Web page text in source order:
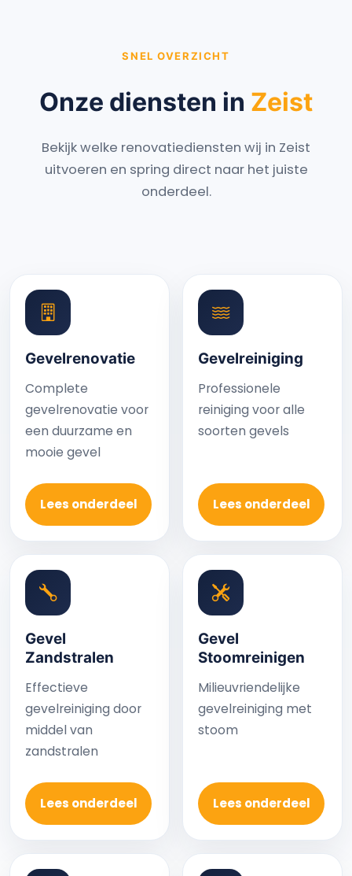
SNEL OVERZICHT
Onze diensten in Zeist
Bekijk welke renovatiediensten wij in Zeist
uitvoeren en spring direct naar het juiste
onderdeel.
Gevelrenovatie
Complete
gevelrenovatie voor
een duurzame en
mooie gevel
Lees onderdeel
Gevelreiniging
Professionele
reiniging voor alle
soorten gevels
Lees onderdeel
Gevel
Zandstralen
Effectieve
gevelreiniging door
middel van
zandstralen
Lees onderdeel
Gevel
Stoomreinigen
Milieuvriendelijke
gevelreiniging met
stoom
Lees onderdeel